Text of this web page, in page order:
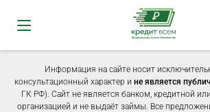
Информация на сайте носит
консультационный характер и не является
ГК РФ). Сайт не является банком, кредитной
организацией и не выдаёт займы. Все